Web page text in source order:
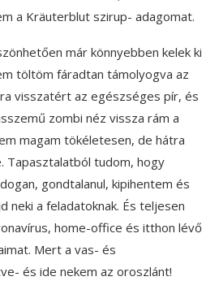
a Kräuterblut szirup- adagomat.
már könnyebben kelek ki
töltöm fáradtan támolyogva az
visszatért az egészséges pír, és
zombi néz vissza rám a
magam tökéletesen, de hátra
Tapasztalatból tudom, hogy
gondtalanul, kipihentem és
neki a feladatoknak. És teljesen
home-office és itthon lévő
Mert a vas- és
és ide nekem az oroszlánt!